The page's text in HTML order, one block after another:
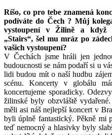
Ríšo, co pro tebe znamená
podíváte do Čech ? Můj
vystoupení v Žilině a když
„Stairs“, šel mu mráz po
vašich vystoupení?
V Čechách jsme hráli jen
budoucnosti se nám podaří si u
lidi budou mít o naší hudbu
scénu. Koncerty v globálu
koncertujeme sporadicky.
žilinské byly obzvláště
měli asi náš nejlepší koncert v
byli úplně fantastický. Pěkně mi
teď nemocný a hlasivky byly